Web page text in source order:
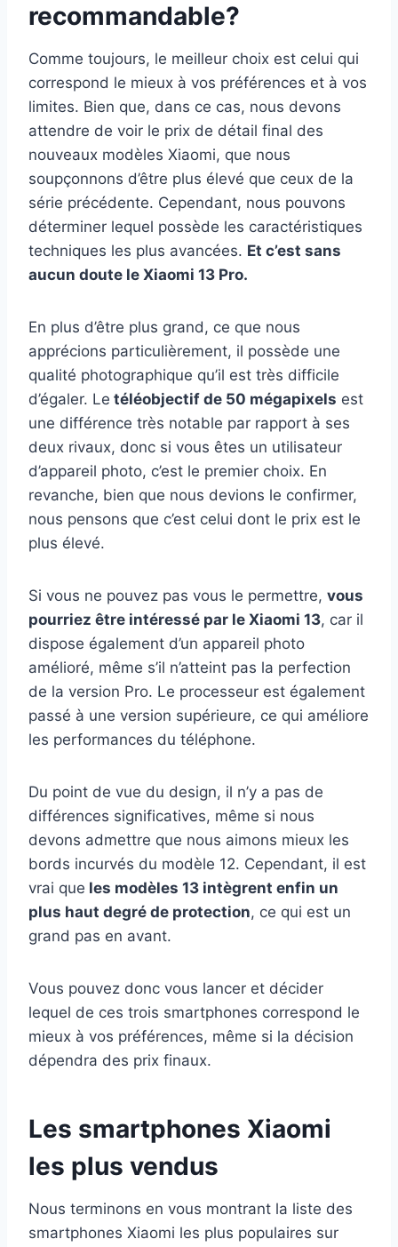
recommandable?
Comme toujours, le meilleur choix est celui qui
correspond le mieux à vos préférences et à vos
limites. Bien que, dans ce cas, nous devons
attendre de voir le prix de détail final des
nouveaux modèles Xiaomi, que nous
soupçonnons d’être plus élevé que ceux de la
série précédente. Cependant, nous pouvons
déterminer lequel possède les caractéristiques
techniques les plus avancées. Et c’est sans
aucun doute le Xiaomi 13 Pro.
En plus d’être plus grand, ce que nous
apprécions particulièrement, il possède une
qualité photographique qu’il est très difficile
d’égaler. Le téléobjectif de 50 mégapixels est
une différence très notable par rapport à ses
deux rivaux, donc si vous êtes un utilisateur
d’appareil photo, c’est le premier choix. En
revanche, bien que nous devions le confirmer,
nous pensons que c’est celui dont le prix est le
plus élevé.
Si vous ne pouvez pas vous le permettre, vous
pourriez être intéressé par le Xiaomi 13, car il
dispose également d’un appareil photo
amélioré, même s’il n’atteint pas la perfection
de la version Pro. Le processeur est également
passé à une version supérieure, ce qui améliore
les performances du téléphone.
Du point de vue du design, il n’y a pas de
différences significatives, même si nous
devons admettre que nous aimons mieux les
bords incurvés du modèle 12. Cependant, il est
vrai que les modèles 13 intègrent enfin un
plus haut degré de protection, ce qui est un
grand pas en avant.
Vous pouvez donc vous lancer et décider
lequel de ces trois smartphones correspond le
mieux à vos préférences, même si la décision
dépendra des prix finaux.
Les smartphones Xiaomi
les plus vendus
Nous terminons en vous montrant la liste des
smartphones Xiaomi les plus populaires sur